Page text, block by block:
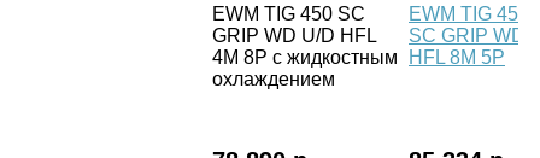
EWM TIG 450 SC
GRIP WD U/D HFL
4M 8P c жидкостным
охлаждением
EWM TIG 450
SC GRIP WD
HFL 8M 5P